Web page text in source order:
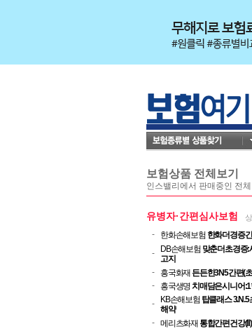
보험상품 전체보기
인스밸리에서 판매중인 전
유병자·간편심사보험
- 한화손해보험 한화더경증
-
DB손해보험 맞춘더초경증:
고지
-
흥국화재 든든한3N5간편(
-
흥국생명치매담은시니어
-
KB손해보험 탑클래스
해약
- 메리츠화재 통합간편건강